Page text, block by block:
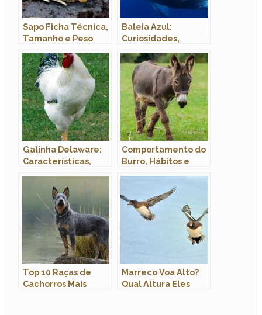
Sapo Ficha Técnica,
Tamanho e Peso
Baleia Azul:
Curiosidades,
Tamanho e Fotos
Galinha Delaware:
Características,
Comportamento do
Burro, Hábitos e
Top 10 Raças de
Cachorros Mais
Marreco Voa Alto?
Qual Altura Eles